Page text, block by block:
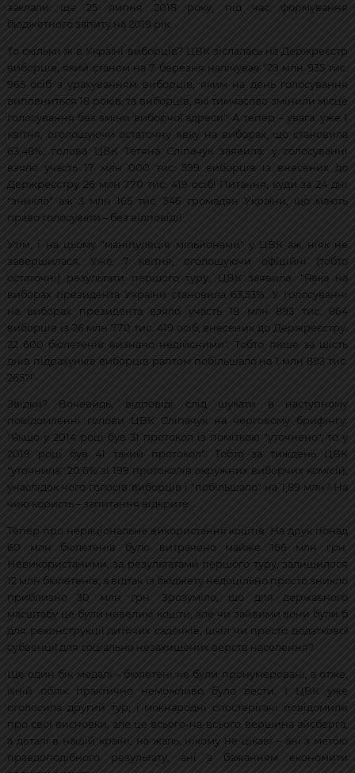
заклали ще 25 липня 2018 року, під час формування
бюджетного запиту на 2019 рік.
То скільки ж в Україні виборців? ЦВК зіслалась на Держреєстр
виборців, який станом на 7 березня налічував "29 млн 935 тис.
965 осіб з урахуванням виборців, яким на день голосування
виповниться 18 років, та виборців, які тимчасово змінили місце
голосування без зміни виборчої адреси". А тепер – увага: уже 1
квітня, оголошуючи остаточну явку на виборах, що становила
63,48%, голова ЦВК Тетяна Сліпачук заявила: у голосуванні
взяло участь 17 млн 000 тис. 599 виборців із внесених до
Держреєстру 26 млн 770 тис. 419 осіб! Питання, куди за 24 дні
"зникло" аж 3 млн 165 тис. 546 громадян України, що мають
право голосувати – без відповіді!
Утім, і на цьому "маніпуляція мільйонами" у ЦВК аж ніяк не
завершилася. Уже 7 квітня, оголошуючи офіційні (тобто
остаточні) результати першого туру, ЦВК заявила: "Явка на
виборах президента України становила 63,53%. У голосуванні
на виборах президента взяло участь 18 млн 893 тис. 864
виборців із 26 млн 770 тис. 419 осіб, внесених до Держреєстру.
22 600 бюлетенів визнано недійсними". Тобто лише за шість
днів підрахунків виборців раптом побільшало на 1 млн 893 тис.
265?!
Звідки? Вочевидь, відповіді слід шукати в наступному
повідомленні голови ЦВК Сліпачук на черговому брифінгу:
"Якщо у 2014 році був 31 протокол із поміткою "уточнено", то у
2019 році був 41 такий протокол". Тобто за тиждень ЦВК
"уточнила" 20,6% зі 199 протоколів окружних виборчих комісій,
унаслідок чого голосів виборців і "побільшало" на 1,89 млн? На
чию користь – запитання відкрите…
Тепер про нераціональне використання коштів. На друк понад
60 млн бюлетенів було витрачено майже 166 млн грн.
Невикористаними, за результатами першого туру, залишилося
12 млн бюлетенів, а відтак із бюджету недоцільно просто зникло
приблизно 30 млн грн. Зрозуміло, що для державного
масштабу це були невеликі кошти, але чи зайвими вони були б
для реконструкції дитячих садочків, шкіл чи просто додаткової
субвенції для соціально незахищених верств населення?
Ще один бік медалі – бюлетені не були пронумеровані, а отже,
їхній облік практично неможливо було вести. І ЦВК уже
оголосила другий тур, і міжнародні спостерігачі повідомили
про свої висновки, але це всього-на-всього вершина айсберга,
а деталі в нашій країні, на жаль, нікому не цікаві – ані з метою
правдоподібного результату, ані з бажанням економити